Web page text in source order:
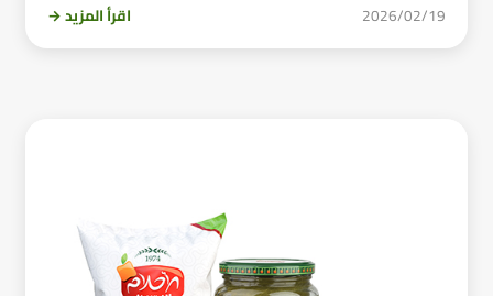
2026/02/19 اقرأ المزيد →